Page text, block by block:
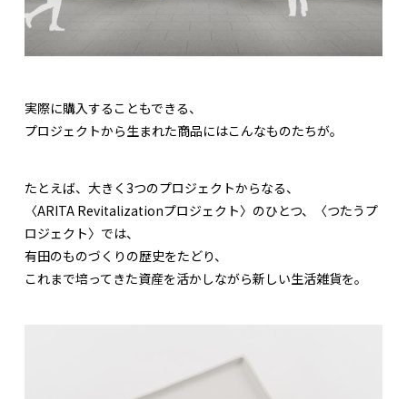
実際に購入することもできる、
プロジェクトから生まれた商品にはこんなものたちが。
たとえば、大きく3つのプロジェクトからなる、
〈ARITA Revitalizationプロジェクト〉のひとつ、〈つたうプ
ロジェクト〉では、
有田のものづくりの歴史をたどり、
これまで培ってきた資産を活かしながら新しい生活雑貨を。